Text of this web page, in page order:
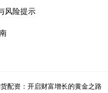
风险提示
配资：开启财富增长的黄金之路